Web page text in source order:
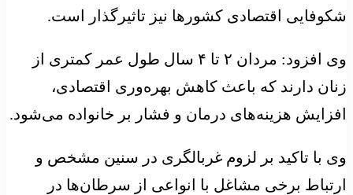
شکوفایی اقتصادی کشورها نیز تاثیرگذار است.
وی افزود: مردان ۲ تا ۴ سال طول عمر کمتری از
زنان دارند که باعث کاهش بهره‌وری اقتصادی،
افزایش هزینه‌های درمان و فشار بر خانواده می‌شود.
وی با تاکید بر لزوم غربالگری در سنین مشخص و
ارتباط برخی مشاغل با انواعی از سرطان‌ها در